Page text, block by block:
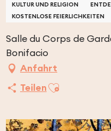
KULTUR UND RELIGION
KOSTENLOSE FEIERLICHKEITEN
Salle du Corps de
Bonifacio
Anfahrt
TeilenAjouter aux